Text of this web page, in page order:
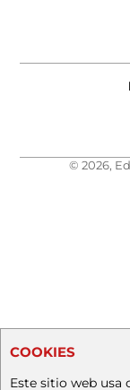
© 2026,
COOKIES
Este sitio web usa